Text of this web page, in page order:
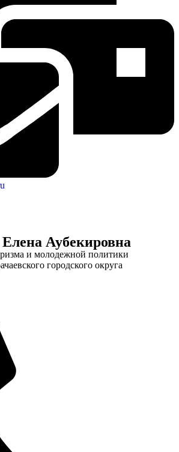
Аубекировна
и молодежной политики
городского округа